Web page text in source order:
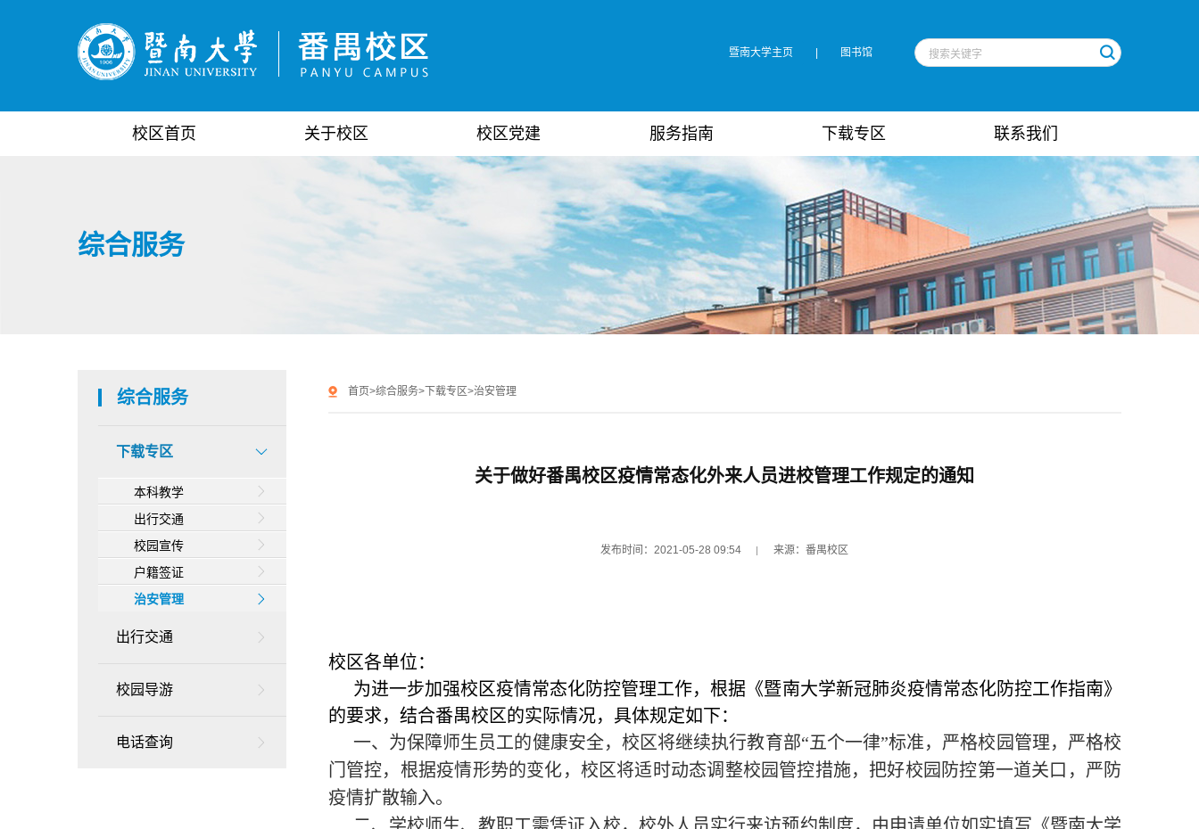
暨南大学主页 图书馆
校区首页 关于校区 校区党建 服务指南 下载专区 联系我们
综合服务
综合服务
下载专区
本科教学
出行交通
校园宣传
户籍签证
治安管理
出行交通
校园导游
电话查询
首页>综合服务>下载专区>治安管理
关于做好番禺校区疫情常态化外来人员进校管理工作规定的通知
发布时间：2021-05-28 09:54 来源：番禺校区
校区各单位：
为进一步加强校区疫情常态化防控管理工作，根据《暨南大学新冠肺炎疫情常态化防控工作指南》
的要求，结合番禺校区的实际情况，具体规定如下：
一、 为保障师生员工的健康安全，校区将继续执行教育部“五个一律”标准，严格校园管理，严格校
门管控，根据疫情形势的变化，校区将适时动态调整校园管控措施，把好校园防控第一道关口，严防
疫情扩散输入。